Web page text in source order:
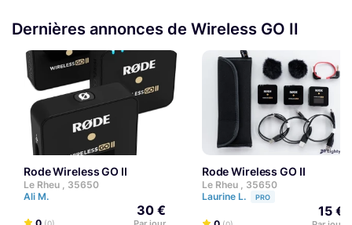
Dernières annonces de Wireless GO II
Rode Wireless GO II
Le Rheu , 35650
Ali M.
30 €
Rode Wireless GO II
Le Rheu , 35650
Laurine L.
PRO
15 €